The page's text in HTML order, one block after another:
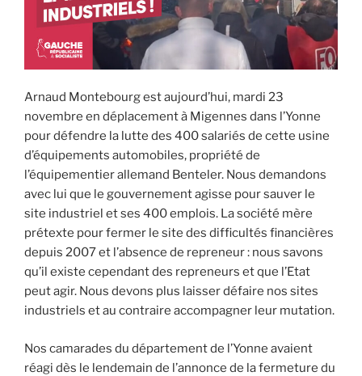
Arnaud Montebourg est aujourd’hui, mardi 23
novembre en déplacement à Migennes dans l’Yonne
pour défendre la lutte des 400 salariés de cette usine
d’équipements automobiles, propriété de
l’équipementier allemand Benteler. Nous demandons
avec lui que le gouvernement agisse pour sauver le
site industriel et ses 400 emplois. La société mère
prétexte pour fermer le site des difficultés financières
depuis 2007 et l’absence de repreneur : nous savons
qu’il existe cependant des repreneurs et que l’Etat
peut agir. Nous devons plus laisser défaire nos sites
industriels et au contraire accompagner leur mutation.
Nos camarades du département de l’Yonne avaient
réagi dès le lendemain de l’annonce de la fermeture du